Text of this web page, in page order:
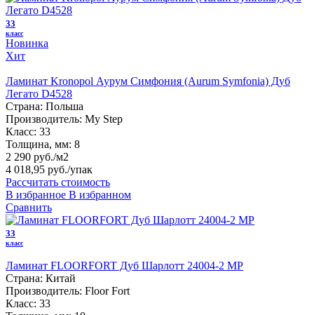
33
класс
Новинка
Хит
Ламинат Kronopol Аурум Симфония (Aurum Symfonia) Дуб
Легато D4528
Страна: Польша
Производитель: My Step
Класс: 33
Толщина, мм: 8
2 290 руб./м2
4 018,95 руб./упак
Рассчитать стоимость
В избранное В избранном
Сравнить
33
класс
Ламинат FLOORFORT Дуб Шарлотт 24004-2 MP
Страна: Китай
Производитель: Floor Fort
Класс: 33